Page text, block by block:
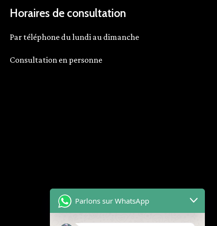
Horaires de consultation
Par téléphone du lundi au dimanche
Consultation en personne
Parlons sur WhatsApp